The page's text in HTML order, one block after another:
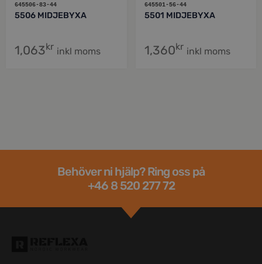
645506-83-44
5506 MIDJEBYXA
1,063kr inkl moms
645501-56-44
5501 MIDJEBYXA
1,360kr inkl moms
Behöver ni hjälp? Ring oss på
+46 8 520 277 72